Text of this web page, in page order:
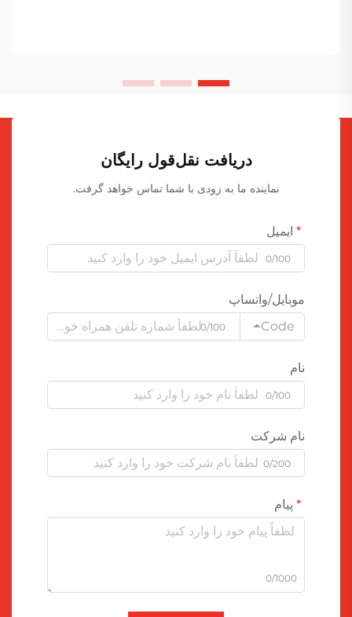
دریافت نقل‌قول رایگان
نماینده ما به زودی با شما تماس خواهد گرفت.
ایمیل
0/100
موبایل/واتساپ
Code
0/100
نام
0/100
نام شرکت
0/200
پیام
0/1000